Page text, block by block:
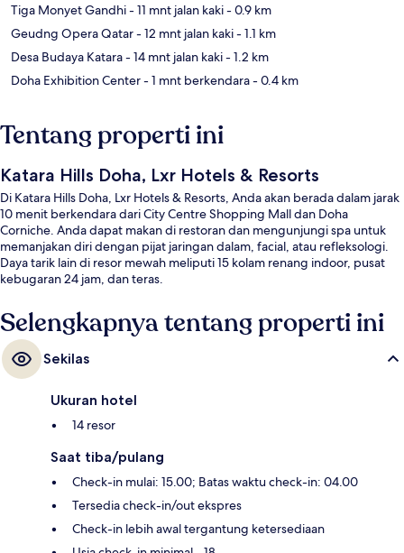
Tiga Monyet Gandhi- 11 mnt jalan kaki- 0.9 km
Geudng Opera Qatar- 12 mnt jalan kaki- 1.1 km
Desa Budaya Katara- 14 mnt jalan kaki- 1.2 km
Doha Exhibition Center- 1 mnt berkendara- 0.4 km
Tentang properti ini
Katara Hills Doha, Lxr Hotels & Resorts
Di Katara Hills Doha, Lxr Hotels & Resorts, Anda akan berada dalam jarak
10 menit berkendara dari City Centre Shopping Mall dan Doha
Corniche. Anda dapat makan di restoran dan mengunjungi spa untuk
memanjakan diri dengan pijat jaringan dalam, facial, atau refleksologi.
Daya tarik lain di resor mewah meliputi 15 kolam renang indoor, pusat
kebugaran 24 jam, dan teras.
Selengkapnya tentang properti ini
Sekilas
Ukuran hotel
14 resor
Saat tiba/pulang
Check-in mulai: 15.00; Batas waktu check-in: 04.00
Tersedia check-in/out ekspres
Check-in lebih awal tergantung ketersediaan